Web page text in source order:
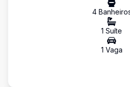
4Banheiro
1 Suíte
1 Vaga